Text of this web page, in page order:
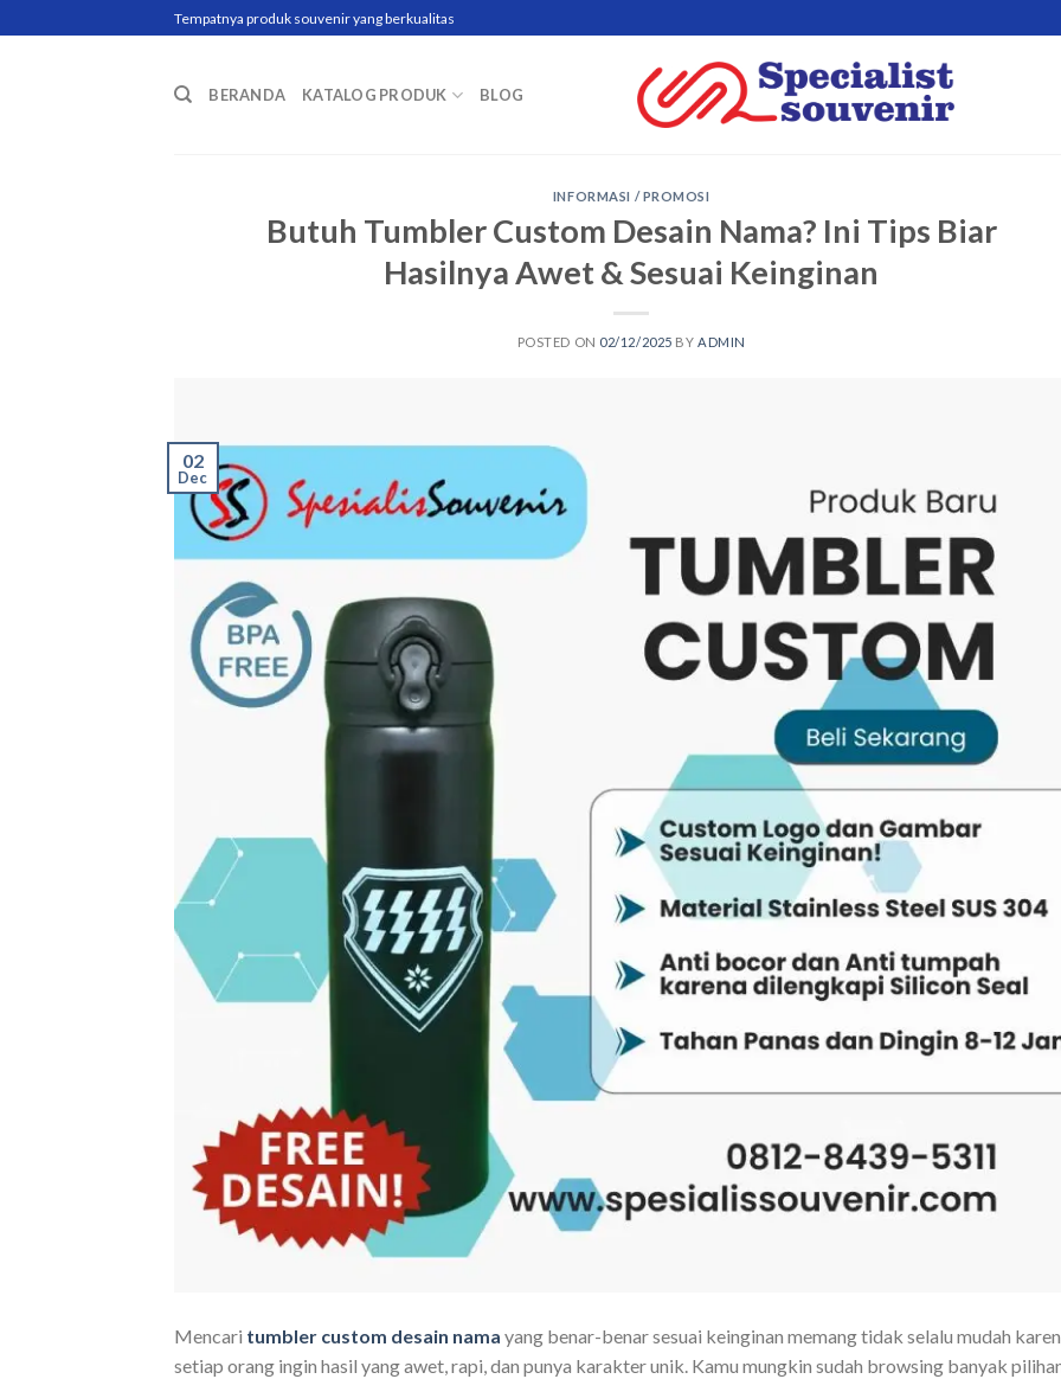
to
Tempatnya produk souvenir yang berkualitas
BERANDA KATALOG PRODUK BLOG
INFORMASI / PROMOSI
Butuh Tumbler Custom Desain Nama? Ini Tips Biar
Hasilnya Awet & Sesuai Keinginan
POSTED ON 02/12/2025 BY ADMIN
02
Dec
Mencari tumbler custom desain nama yang benar-benar sesuai keinginan memang tidak selalu mudah
setiap orang ingin hasil yang awet, rapi, dan punya karakter unik. Kamu mungkin sudah browsing banyak